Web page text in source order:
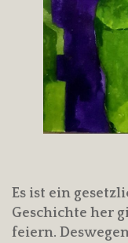
Es ist ein
Geschichte her
feiern.